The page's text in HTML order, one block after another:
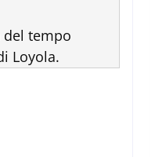
del tempo
Loyola.